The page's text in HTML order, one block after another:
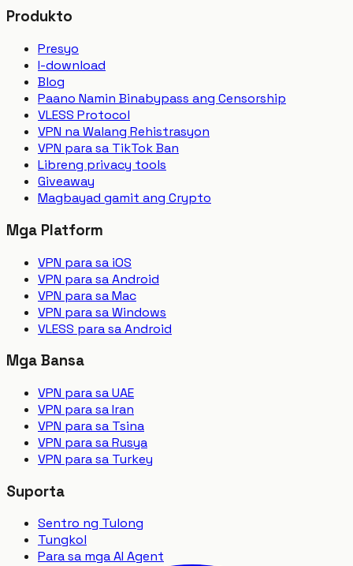
Produkto
Presyo
I-download
Blog
Paano Namin Binabypass ang Censorship
VLESS Protocol
VPN na Walang Rehistrasyon
VPN para sa TikTok Ban
Libreng privacy tools
Giveaway
Magbayad gamit ang Crypto
Mga Platform
VPN para sa iOS
VPN para sa Android
VPN para sa Mac
VPN para sa Windows
VLESS para sa Android
Mga Bansa
VPN para sa UAE
VPN para sa Iran
VPN para sa Tsina
VPN para sa Rusya
VPN para sa Turkey
Suporta
Sentro ng Tulong
Tungkol
Para sa mga AI Agent